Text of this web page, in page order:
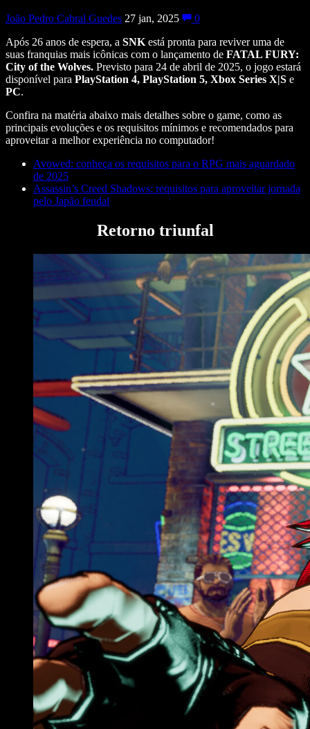
João Pedro Cabral Guedes 27 jan, 2025
0
Após 26 anos de espera, a SNK está pronta para reviver uma de
suas franquias mais icônicas com o lançamento de FATAL FURY:
City of the Wolves. Previsto para 24 de abril de 2025, o jogo estará
disponível para PlayStation 4, PlayStation 5, Xbox Series X|S e
PC.
Confira na matéria abaixo mais detalhes sobre o game, como as
principais evoluções e os requisitos mínimos e recomendados para
aproveitar a melhor experiência no computador!
Avowed: conheça os requisitos para o RPG mais aguardado
de 2025
Assassin’s Creed Shadows: requisitos para aproveitar jornada
pelo Japão feudal
Retorno triunfal